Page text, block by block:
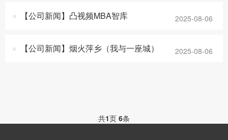
【公司新闻】凸视频MBA智库 2025-08-06
【公司新闻】烟火萍乡（我与一座城） 2025-08-06
共1页 6条